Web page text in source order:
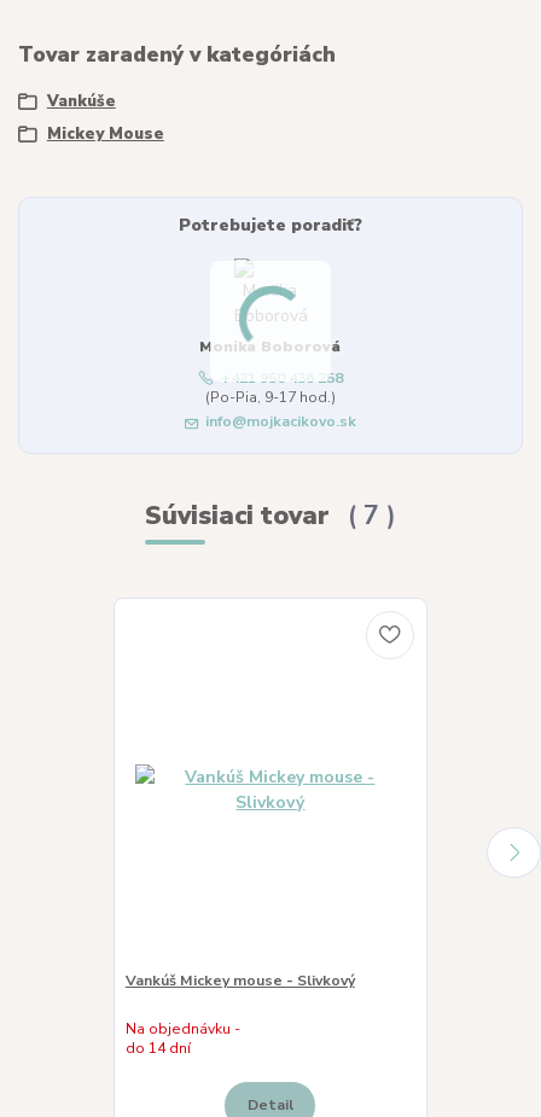
Tovar zaradený v kategóriách
Vankúše
Mickey Mouse
Potrebujete poradiť?
Monika Boborová
+421 950 436 258
(Po-Pia, 9-17 hod.)
info@mojkacikovo.sk
Súvisiaci tovar 7
Vankúš Mickey mouse - Slivkový
Na objednávku -
do 14 dní
Detail